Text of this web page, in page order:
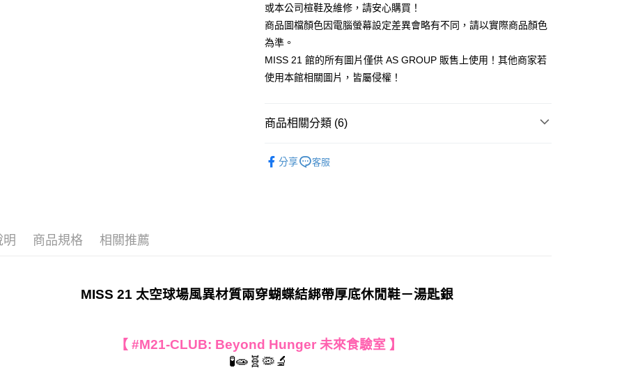
台灣樂天信用卡公司
台新國際商業銀行
台灣樂天信用卡公司
元大商業銀行
玉山商業銀行
星展（台灣）商業銀行
Google Pay
ATM付款
貨到付款
每筆NT$90
或本公司楦鞋及維修，請安心購買！
商品圖檔顏色因電腦螢幕設定差異會略有不同，請以實際商品顏色
為準。
MISS 21 館的所有圖片僅供 AS GROUP 販售上使用！其他商家若
使用本館相關圖片，皆屬侵權！
商品相關分類 (6)
分享 客服
明 商品規格 相關推薦
MISS 21 太空球場風異材質兩穿蝴蝶結綁帶厚底休閒鞋－湯匙銀
【 #M21-CLUB: Beyond Hunger 未來食驗室 】
🧪🧫🧬🦠🔬